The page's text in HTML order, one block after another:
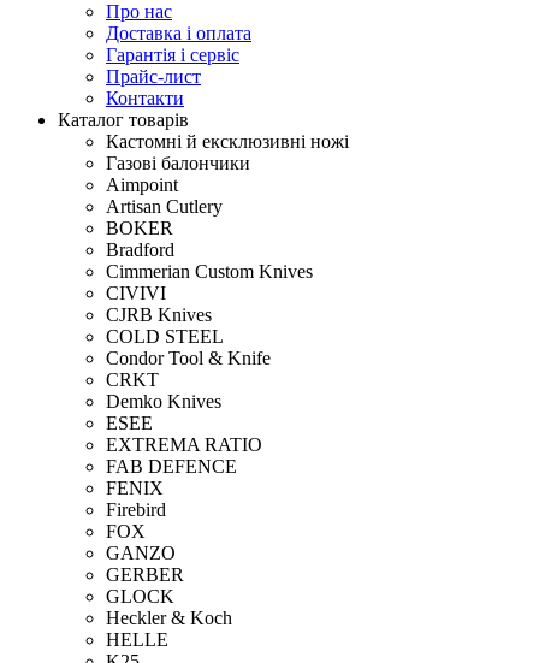
Про нас
Доставка і оплата
Гарантія і сервіс
Прайс-лист
Контакти
Каталог товарів
Кастомні й ексклюзивні ножі
Газові балончики
Aimpoint
Artisan Cutlery
BOKER
Bradford
Cimmerian Custom Knives
CIVIVI
CJRB Knives
COLD STEEL
Condor Tool & Knife
CRKT
Demko Knives
ESEE
EXTREMA RATIO
FAB DEFENCE
FENIX
Firebird
FOX
GANZO
GERBER
GLOCK
Heckler & Koch
HELLE